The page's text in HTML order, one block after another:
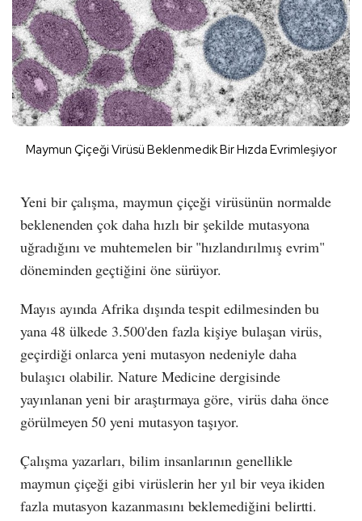
Maymun Çiçeği Virüsü Beklenmedik Bir Hızda Evrimleşiyor
Yeni bir çalışma, maymun çiçeği virüsünün normalde
beklenenden çok daha hızlı bir şekilde mutasyona
uğradığını ve muhtemelen bir "hızlandırılmış evrim"
döneminden geçtiğini öne sürüyor.
Mayıs ayında Afrika dışında tespit edilmesinden bu
yana 48 ülkede 3.500'den fazla kişiye bulaşan virüs,
geçirdiği onlarca yeni mutasyon nedeniyle daha
bulaşıcı olabilir. Nature Medicine dergisinde
yayınlanan yeni bir araştırmaya göre, virüs daha önce
görülmeyen 50 yeni mutasyon taşıyor.
Çalışma yazarları, bilim insanlarının genellikle
maymun çiçeği gibi virüslerin her yıl bir veya ikiden
fazla mutasyon kazanmasını beklemediğini belirtti.